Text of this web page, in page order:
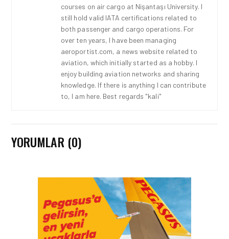
courses on air cargo at Nişantaşı University. I
still hold valid IATA certifications related to
both passenger and cargo operations. For
over ten years, I have been managing
aeroportist.com, a news website related to
aviation, which initially started as a hobby. I
enjoy building aviation networks and sharing
knowledge. If there is anything I can contribute
to, I am here. Best regards "kali"
YORUMLAR (0)
HAVAALANI • 05 AĞU 2026
İSTANBUL VALI
YARDIMCISI BEKIR
DINKIRCI’DEN KONTROL
KULESI’NE ZIYARET